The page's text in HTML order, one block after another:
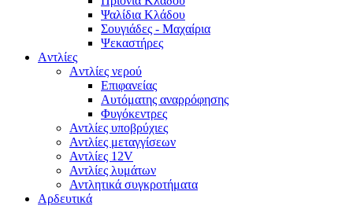
Ψαλίδια Κλάδου
Σουγιάδες - Μαχαίρια
Ψεκαστήρες
Aντλίες
Aντλίες νερού
Επιφανείας
Αυτόματης αναρρόφησης
Φυγόκεντρες
Αντλίες υποβρύχιες
Αντλίες μεταγγίσεων
Αντλίες 12V
Αντλίες λυμάτων
Αντλητικά συγκροτήματα
Αρδευτικά